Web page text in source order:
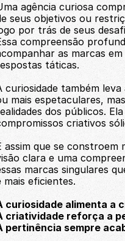
agência curiosa
seus objetivos ou
por trás de seus
compreensão
as marcas
táticas.
curiosidade também
mais espetaculares,
dos públicos.
criativos
assim que se constroem
clara e uma
marcas singulares
mais eficientes.
curiosidade alimenta a
criatividade reforça a
pertinência sempre